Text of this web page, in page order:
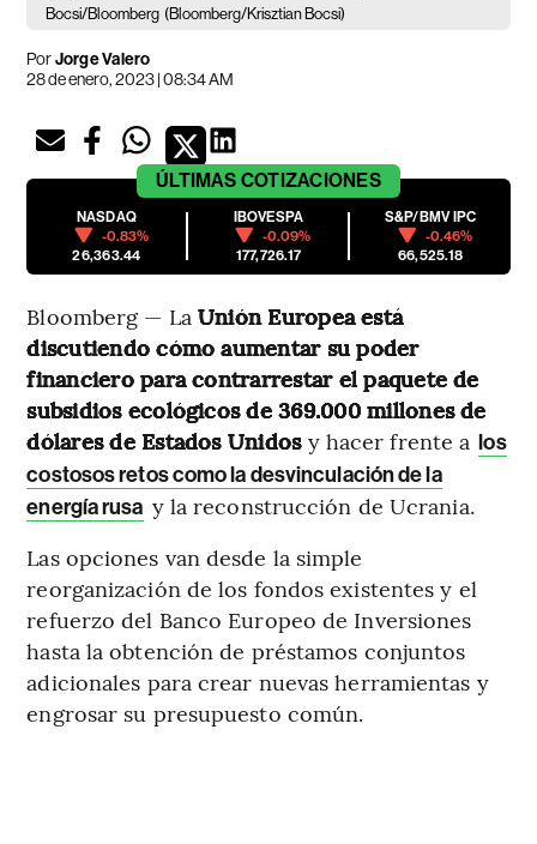
Bocsi/Bloomberg (Bloomberg/Krisztian Bocsi)
PorJorge Valero
28 de enero, 2023 | 08:34 AM
ÚLTIMAS COTIZACIONES
NASDAQ
-0.83%
26,363.44
IBOVESPA
-0.09%
177,726.17
S&P/BMV IPC
-0.46%
66,525.18
Bloomberg — La Unión Europea está
discutiendo cómo aumentar su poder
financiero para contrarrestar el paquete de
subsidios ecológicos de 369.000 millones de
dólares de Estados Unidos y hacer frente a los
costosos retos como la desvinculación de la
energía rusa y la reconstrucción de Ucrania.
Las opciones van desde la simple
reorganización de los fondos existentes y el
refuerzo del Banco Europeo de Inversiones
hasta la obtención de préstamos conjuntos
adicionales para crear nuevas herramientas y
engrosar su presupuesto común.